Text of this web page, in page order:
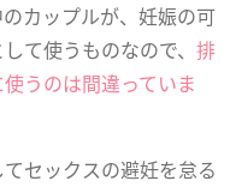
カップルが、妊娠の可
て使うものなので、 排
うのは間違っていま
セックスの避妊を怠る